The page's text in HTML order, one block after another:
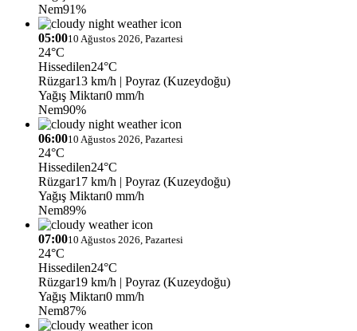
Nem91%
05:0010 Ağustos 2026, Pazartesi
24°C
Hissedilen24°C
Rüzgar13 km/h | Poyraz (Kuzeydoğu)
Yağış Miktarı0 mm/h
Nem90%
06:0010 Ağustos 2026, Pazartesi
24°C
Hissedilen24°C
Rüzgar17 km/h | Poyraz (Kuzeydoğu)
Yağış Miktarı0 mm/h
Nem89%
07:0010 Ağustos 2026, Pazartesi
24°C
Hissedilen24°C
Rüzgar19 km/h | Poyraz (Kuzeydoğu)
Yağış Miktarı0 mm/h
Nem87%